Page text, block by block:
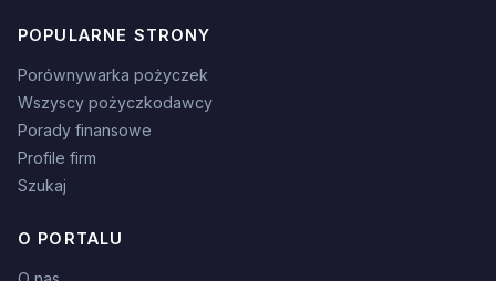
POPULARNE STRONY
Porównywarka pożyczek
Wszyscy pożyczkodawcy
Porady finansowe
Profile firm
Szukaj
O PORTALU